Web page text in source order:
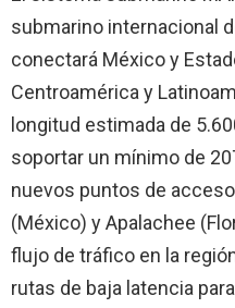
submarino internacional
conectará México y
Centroamérica y
longitud estimada de
soportar un mínimo de
nuevos puntos de
(México) y Apalachee
flujo de tráfico en la
rutas de baja latencia